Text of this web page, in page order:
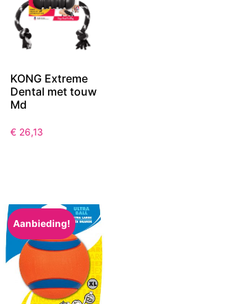
KONG Extreme
Dental met touw
Md
€ 26,13
Aanbieding!